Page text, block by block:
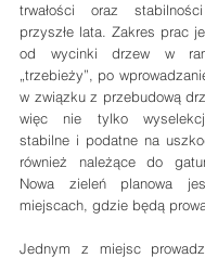
trwałości oraz
przyszłe lata. Zakres prac
od wycinki drzew w
„trzebieży”, po
w związku z przebudową
więc nie tylko
stabilne i podatne na
również należące do
Nowa zieleń planowa
miejscach, gdzie będą
Jednym z miejsc